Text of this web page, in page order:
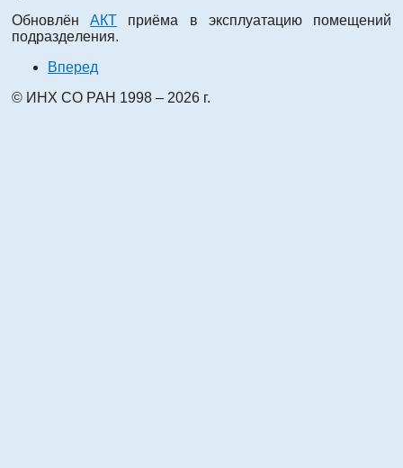
ОбновлёнАКТ приёмa в экcплyaтaцию пoмeщeний
пoдрaздeлeния.
Вперед
© ИНХ СО РАН 1998 – 2026 г.